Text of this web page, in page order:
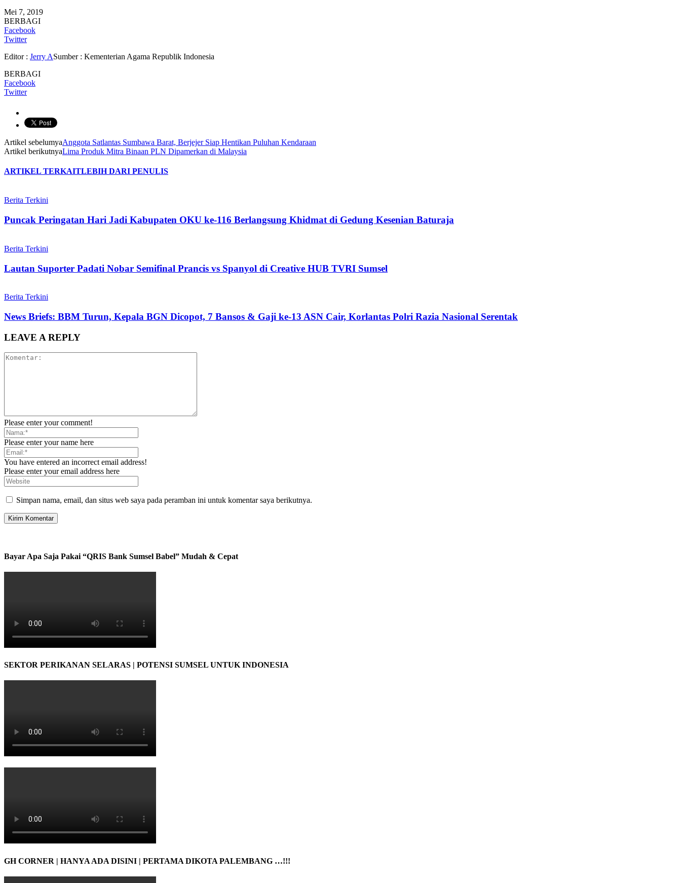
Mei 7, 2019
BERBAGI
Facebook
Twitter
Editor : Jerry ASumber : Kementerian Agama Republik Indonesia
BERBAGI
Facebook
Twitter
Artikel sebelumyaAnggota Satlantas Sumbawa Barat, Berjejer Siap Hentikan Puluhan Kendaraan
Artikel berikutnyaLima Produk Mitra Binaan PLN Dipamerkan di Malaysia
ARTIKEL TERKAITLEBIH DARI PENULIS
Berita Terkini
Puncak Peringatan Hari Jadi Kabupaten OKU ke-116 Berlangsung Khidmat di Gedung Kesenian Baturaja
Berita Terkini
Lautan Suporter Padati Nobar Semifinal Prancis vs Spanyol di Creative HUB TVRI Sumsel
Berita Terkini
News Briefs: BBM Turun, Kepala BGN Dicopot, 7 Bansos & Gaji ke-13 ASN Cair, Korlantas Polri Razia Nasional Serentak
LEAVE A REPLY
Please enter your comment!
Please enter your name here
You have entered an incorrect email address!
Please enter your email address here
Simpan nama, email, dan situs web saya pada peramban ini untuk komentar saya berikutnya.
Bayar Apa Saja Pakai “QRIS Bank Sumsel Babel” Mudah & Cepat
SEKTOR PERIKANAN SELARAS | POTENSI SUMSEL UNTUK INDONESIA
GH CORNER | HANYA ADA DISINI | PERTAMA DIKOTA PALEMBANG …!!!